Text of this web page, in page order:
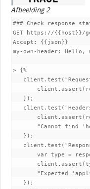
Afbeelding 2
### Check response
GET https://{{host}}/
Accept: {{json}}
my-own-header: Hello,
> {%
});
"Cannot find
});
var type =
client.assert(type
"Expected
});